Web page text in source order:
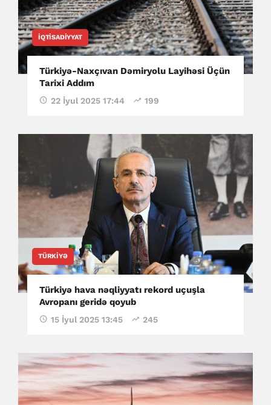
İQTISADIYYAT
Türkiyə-Naxçıvan Dəmiryolu Layihəsi Üçün
Tarixi Addım
22 İyul 2025 17:44 199
TÜRKIYƏ
Türkiyə hava nəqliyyatı rekord uçuşla
Avropanı geridə qoyub
15 İyul 2025 13:45 245